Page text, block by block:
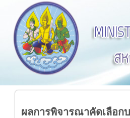
ผลการพิจารณาคัดเลือก